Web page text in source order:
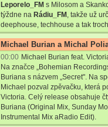
Leporelo_FM s Milosom a
týždne na Rádiu_FM , takže už
deephouse, techhouse a tak
Michael Burian a Michal
00:00 Michael Burian feat.
Na značce „Bohemian
Buriana s názvem „Secret". Na
Michael pozval zpěvačku, která
Victoria. Celý release obsahuje
Buriana (Original Mix, Sunday
Instrumental Mix aRadio Edit).